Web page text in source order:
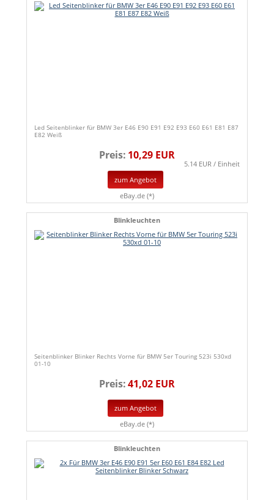
Led Seitenblinker für BMW 3er E46 E90 E91 E92 E93 E60 E61 E81 E87
E82 Weiß
Preis: 10,29 EUR
5.14 EUR / Einheit
zum Angebot
eBay.de (*)
Blinkleuchten
Seitenblinker Blinker Rechts Vorne für BMW 5er Touring 523i 530xd
01-10
Preis:41,02 EUR
zum Angebot
eBay.de (*)
Blinkleuchten